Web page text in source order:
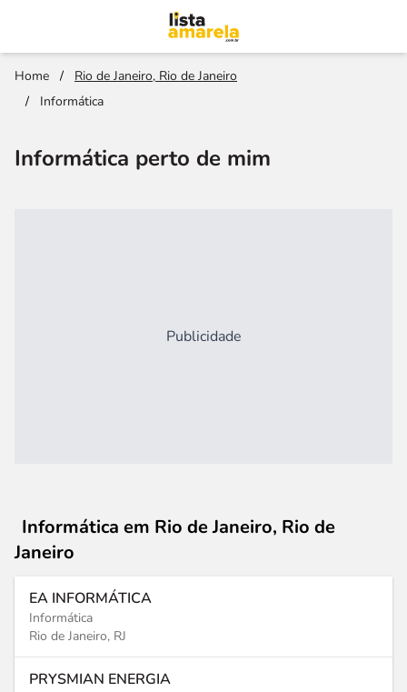
Home /
Rio de Janeiro, Rio de Janeiro
/
Informática
Informática perto de mim
Publicidade
Informática em Rio de Janeiro, Rio de
Janeiro
EA INFORMÁTICA
Informática
Rio de Janeiro, RJ
PRYSMIAN ENERGIA